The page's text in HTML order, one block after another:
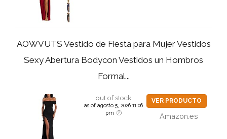
AOWVUTS Vestido de Fiesta para Mujer Vestidos
Sexy Abertura Bodycon Vestidos un Hombros
Formal...
out of stock
as of agosto 5, 2026 11:06
pm
VER PRODUCTO
Amazon.es